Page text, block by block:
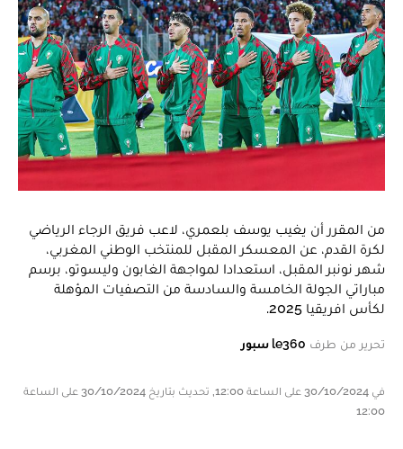
من المقرر أن يغيب يوسف بلعمري، لاعب فريق الرجاء الرياضي
لكرة القدم، عن المعسكر المقبل للمنتخب الوطني المغربي،
شهر نونبر المقبل، استعدادا لمواجهة الغابون وليسوتو، برسم
مباراتي الجولة الخامسة والسادسة من التصفيات المؤهلة
لكأس افريقيا 2025.
تحرير من طرف le360 سبور
في 30/10/2024 على الساعة 12:00, تحديث بتاريخ 30/10/2024 على الساعة
12:00